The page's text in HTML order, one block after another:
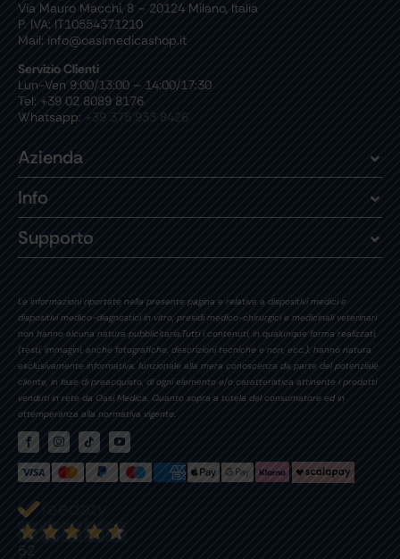
Via Mauro Macchi, 8 – 20124 Milano, Italia
P. IVA: IT10554371210
Mail: info@oasimedicashop.it
Servizio Clienti
Lun-Ven 9:00/13:00 – 14:00/17:30
Tel: +39 02 8089 8176
Whatsapp: +39 375 933 8426
Azienda
Info
Supporto
Le informazioni riportate nella presente pagina e relative a dispositivi medici e
dispositivi medico-diagnostici in vitro, presidi medico-chirurgici e medicinali veterinari
non hanno alcuna natura pubblicitaria.Tutti i contenuti, in qualunque forma realizzati,
(testi, immagini, anche fotografiche, descrizioni tecniche e non, ecc.), hanno natura
esclusivamente informativa, funzionale alla mera conoscenza da parte del potenziale
cliente, in fase di preacquisto, di ogni elemento e/o caratteristica attinente i prodotti
venduti in rete da Oasi Medica. Quanto sopra a tutela del consumatore ed in
ottemperanza alla normativa vigente.
52